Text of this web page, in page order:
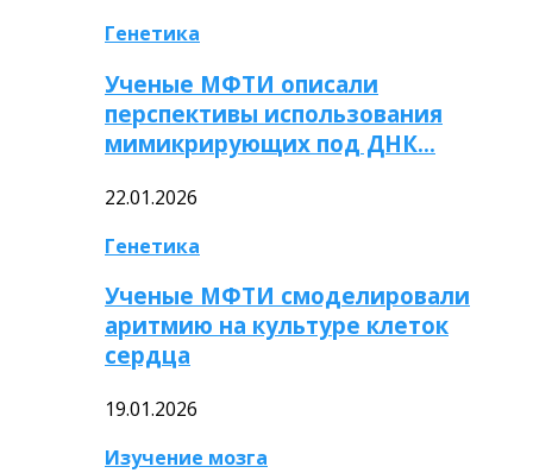
Генетика
Ученые МФТИ описали
перспективы использования
мимикрирующих под ДНК…
22.01.2026
Генетика
Ученые МФТИ смоделировали
аритмию на культуре клеток
сердца
19.01.2026
Изучение мозга